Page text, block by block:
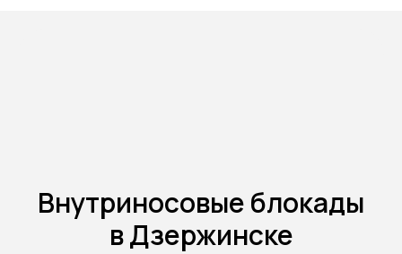
Внутриносовые блокады
в Дзержинске